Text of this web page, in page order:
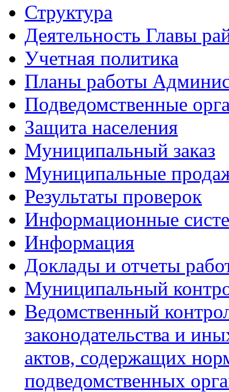
Структура
Деятельность Главы
Учетная политика
Планы работы
Подведомственные
Защита населения
Муниципальный заказ
Муниципальные
Результаты проверок
Информационные
Информация
Доклады и отчеты
Муниципальный
Ведомственный
законодательства и
актов, содержащих
подведомственных